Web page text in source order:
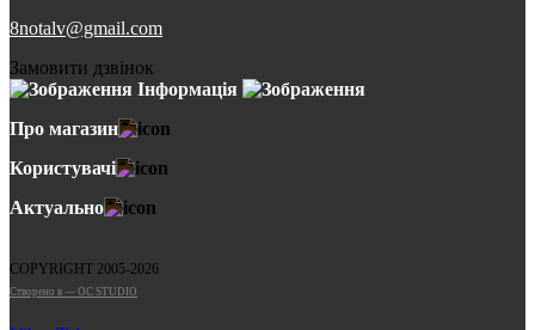
8notalv@gmail.com
Замовити дзвінок
Інформація
Про магазин
Користувачі
Актуально
COPYRIGHT 2005-2026
Cтворено в — OC STUDIO